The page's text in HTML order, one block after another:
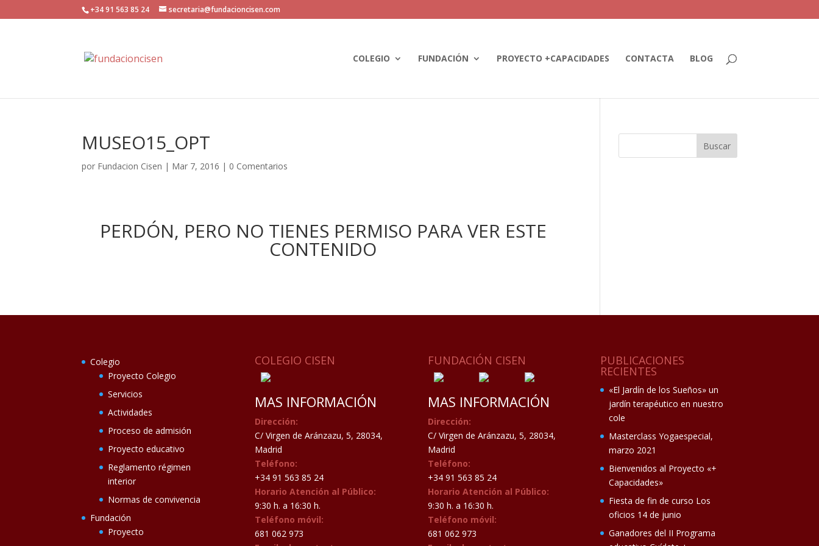
+34 91 563 85 24 secretaria@fundacioncisen.com
COLEGIO FUNDACIÓN PROYECTO +CAPACIDADES CONTACTA BLOG
MUSEO15_OPT
por Fundacion Cisen | Mar 7, 2016 | 0 Comentarios
PERDÓN, PERO NO TIENES PERMISO PARA VER ESTE
CONTENIDO
Colegio
Proyecto Colegio
Servicios
Actividades
Proceso de admisión
Proyecto educativo
Reglamento régimen
interior
Normas de convivencia
Fundación
Proyecto
COLEGIO CISEN
MAS INFORMACIÓN
Dirección:
C/ Virgen de Aránzazu, 5, 28034,
Madrid
Teléfono:
+34 91 563 85 24
Horario Atención al Público:
9:30 h. a 16:30 h.
Teléfono móvil:
681 062 973
FUNDACIÓN CISEN
MAS INFORMACIÓN
Dirección:
C/ Virgen de Aránzazu, 5, 28034,
Madrid
Teléfono:
+34 91 563 85 24
Horario Atención al Público:
9:30 h. a 16:30 h.
Teléfono móvil:
681 062 973
PUBLICACIONES
RECIENTES
«El Jardín de los Sueños» un
jardín terapéutico en nuestro
cole
Masterclass Yogaespecial,
marzo 2021
Bienvenidos al Proyecto «+
Capacidades»
Fiesta de fin de curso Los
oficios 14 de junio
Ganadores del II Programa